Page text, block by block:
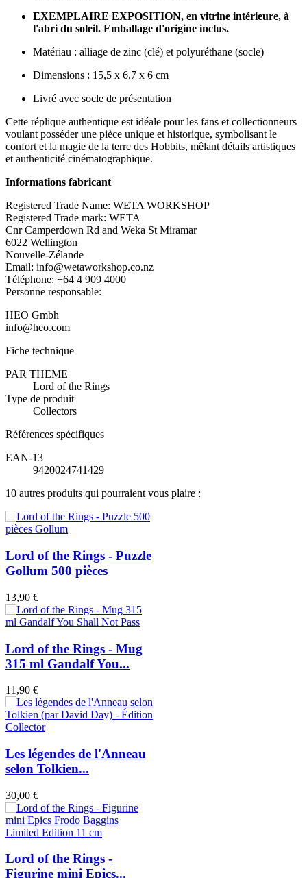
EXEMPLAIRE EXPOSITION, en vitrine intérieure, à
l'abri du soleil. Emballage d'origine inclus.
Matériau : alliage de zinc (clé) et polyuréthane (socle)
Dimensions : 15,5 x 6,7 x 6 cm
Livré avec socle de présentation
Cette réplique authentique est idéale pour les fans et collectionneurs
voulant posséder une pièce unique et historique, symbolisant le
confort et la magie de la terre des Hobbits, mêlant détails artistiques
et authenticité cinématographique.
Informations fabricant
Registered Trade Name: WETA WORKSHOP
Registered Trade mark: WETA
Cnr Camperdown Rd and Weka St Miramar
6022 Wellington
Nouvelle-Zélande
Email: info@wetaworkshop.co.nz
Téléphone: +64 4 909 4000
Personne responsable:
HEO Gmbh
info@heo.com
Fiche technique
PAR THEME
Lord of the Rings
Type de produit
Collectors
Références spécifiques
EAN-13
9420024741429
10 autres produits qui pourraient vous plaire :
Lord of the Rings - Puzzle
Gollum 500 pièces
13,90 €
Lord of the Rings - Mug
315 ml Gandalf You...
11,90 €
Les légendes de l'Anneau
selon Tolkien...
30,00 €
Lord of the Rings -
Figurine mini Epics...